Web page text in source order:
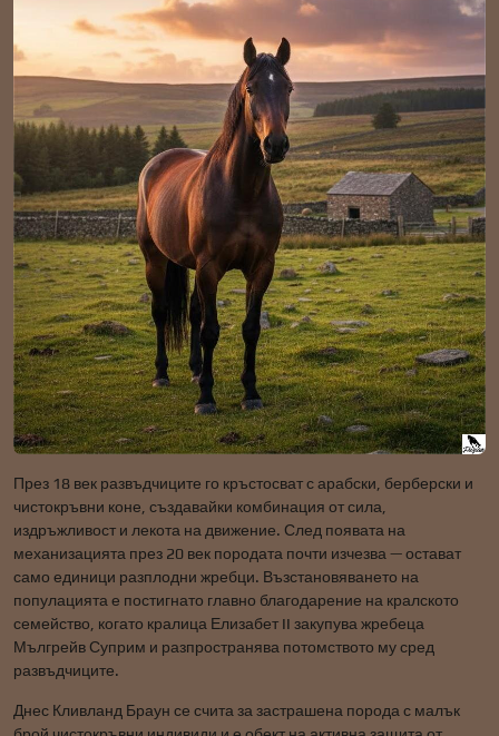
През 18 век развъдчиците го кръстосват с арабски, берберски и
чистокръвни коне, създавайки комбинация от сила,
издръжливост и лекота на движение. След появата на
механизацията през 20 век породата почти изчезва — остават
само единици разплодни жребци. Възстановяването на
популацията е постигнато главно благодарение на кралското
семейство, когато кралица Елизабет II закупува жребеца
Мългрейв Суприм и разпространява потомството му сред
развъдчиците.
Днес Кливланд Браун се счита за застрашена порода с малък